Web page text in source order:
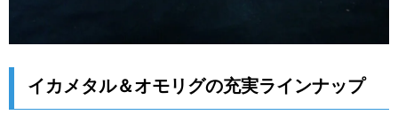
イカメタル＆オモリグの充実ラインナップ